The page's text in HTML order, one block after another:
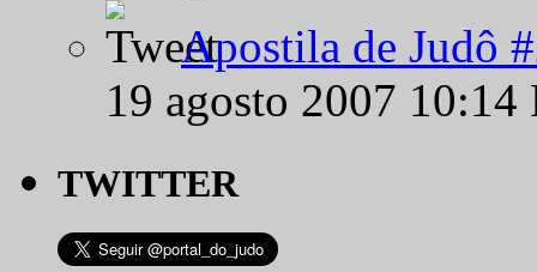
Apostila de Judô
19 agosto 2007
TWITTER